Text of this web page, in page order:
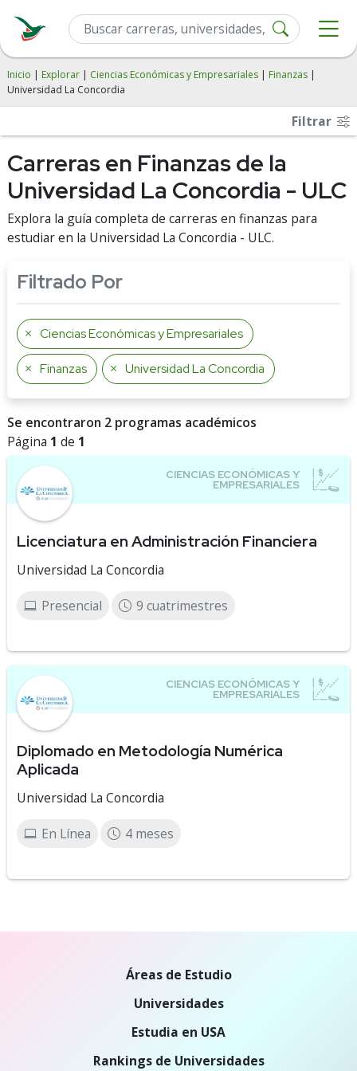
Inicio | Explorar | Ciencias Económicas y Empresariales | Finanzas |
Universidad La Concordia
Filtrar
Carreras en Finanzas de la
Universidad La Concordia - ULC
Explora la guía completa de carreras en finanzas para
estudiar en la Universidad La Concordia - ULC.
Filtrado Por
Ciencias Económicas y Empresariales
Finanzas Universidad La Concordia
Se encontraron 2 programas académicos
Página 1 de 1
Licenciatura en Administración Financiera
Universidad La Concordia
Presencial 9 cuatrimestres
Diplomado en Metodología Numérica
Aplicada
Universidad La Concordia
En Línea 4 meses
Áreas de Estudio
Universidades
Estudia en USA
Rankings de Universidades